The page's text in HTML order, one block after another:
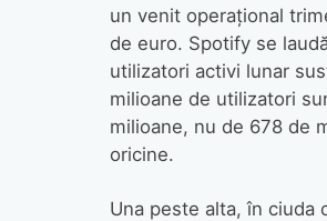
un venit operațional
de euro. Spotify se
utilizatori activi lunar
milioane de utilizatori
milioane, nu de 678 de
oricine.
Una peste alta, în ciuda